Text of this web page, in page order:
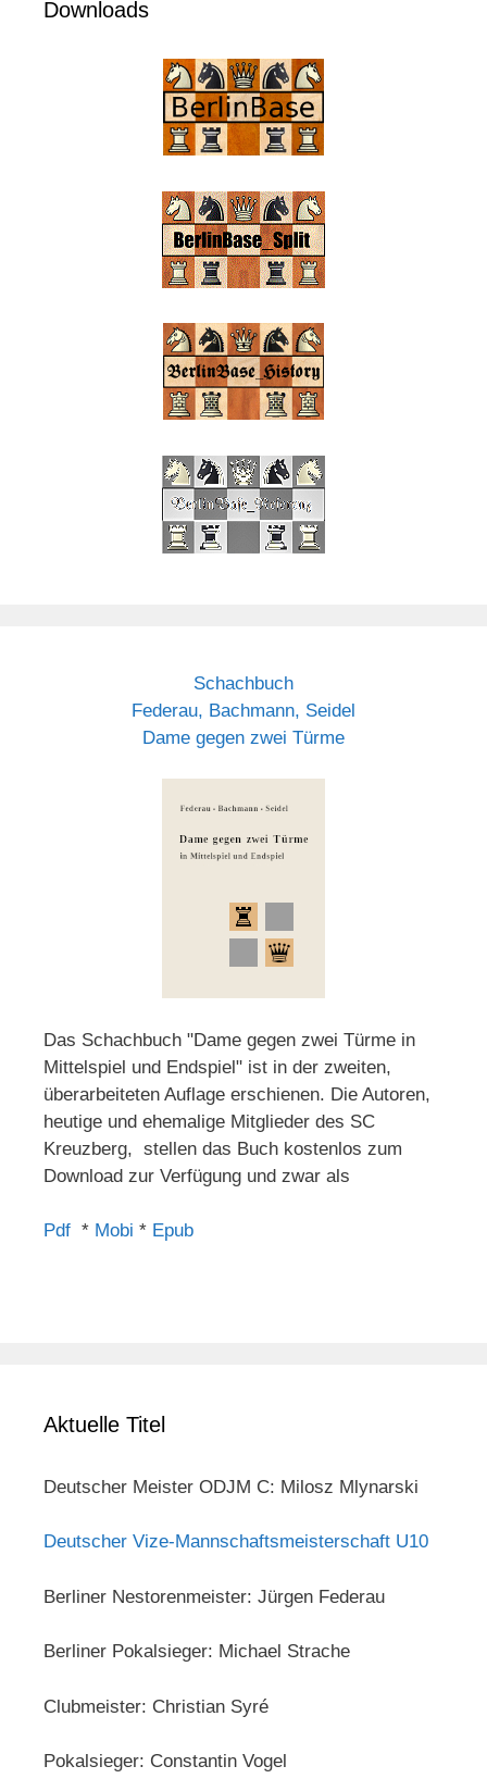
Downloads
Schachbuch
Federau, Bachmann, Seidel
Dame gegen zwei Türme
Das Schachbuch "Dame gegen zwei Türme in
Mittelspiel und Endspiel" ist in der zweiten,
überarbeiteten Auflage erschienen. Die Autoren,
heutige und ehemalige Mitglieder des SC
Kreuzberg, stellen das Buch kostenlos zum
Download zur Verfügung und zwar als
Pdf * Mobi * Epub
Aktuelle Titel
Deutscher Meister ODJM C: Milosz Mlynarski
Deutscher Vize-Mannschaftsmeisterschaft U10
Berliner Nestorenmeister: Jürgen Federau
Berliner Pokalsieger: Michael Strache
Clubmeister: Christian Syré
Pokalsieger: Constantin Vogel